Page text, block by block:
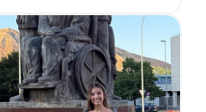
Ver noticia